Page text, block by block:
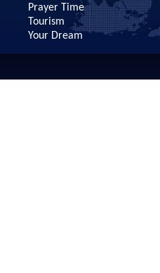
Prayer Time
Tourism
Your Dream